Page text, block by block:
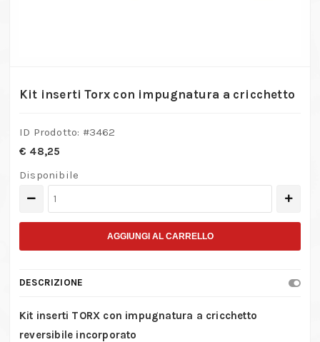
Kit inserti Torx con impugnatura a cricchetto
ID Prodotto: #3462
€ 48,25
Disponibile
inserti
con
a
cricchetto
quantità
AGGIUNGI AL CARRELLO
DESCRIZIONE
Kit inserti TORX con impugnatura a cricchetto
reversibile incorporato